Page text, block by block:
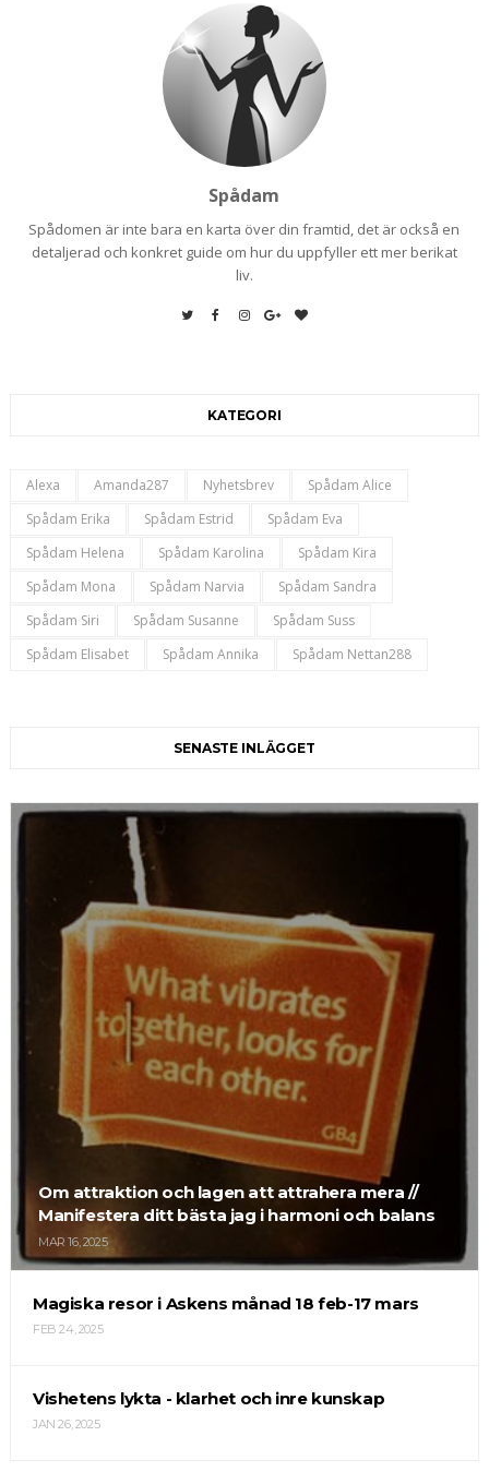
Spådam
Spådomen är inte bara en karta över din framtid, det är också en
detaljerad och konkret guide om hur du uppfyller ett mer berikat
liv.
KATEGORI
Alexa Amanda287 Nyhetsbrev
Spådam Alice
Spådam Erika
Spådam Estrid
Spådam Eva
Spådam Helena
Spådam Karolina
Spådam Kira
Spådam Mona
Spådam Narvia
Spådam Sandra
Spådam Siri
Spådam Susanne
Spådam Suss
Spådam Elisabet
Spådam Annika Spådam Nettan288
SENASTE INLÄGGET
Om attraktion och lagen att attrahera mera //
Manifestera ditt bästa jag i harmoni och balans
MAR 16, 2025
Magiska resor i Askens månad 18 feb-17 mars
FEB 24, 2025
Vishetens lykta - klarhet och inre kunskap
JAN 26, 2025